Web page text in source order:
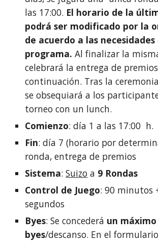
las 17:00. El horario de la
podrá ser modificado por la
de acuerdo a las necesidades
programa. Al finalizar la
celebrará la entrega de
continuación. Tras la
se obsequiará a los
torneo con un lunch.
Comienzo: día 1 a las 17:00 h.
Fin: día 7 (horario por
ronda, entrega de premios
Sistema:Suizo a 9 Rondas
Control de Juego: 90 minutos
segundos
Byes: Se concederá un
byes/descanso. En el